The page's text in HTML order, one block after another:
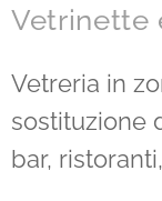
Vetrinette
Vetreria in
sostituzione
bar,